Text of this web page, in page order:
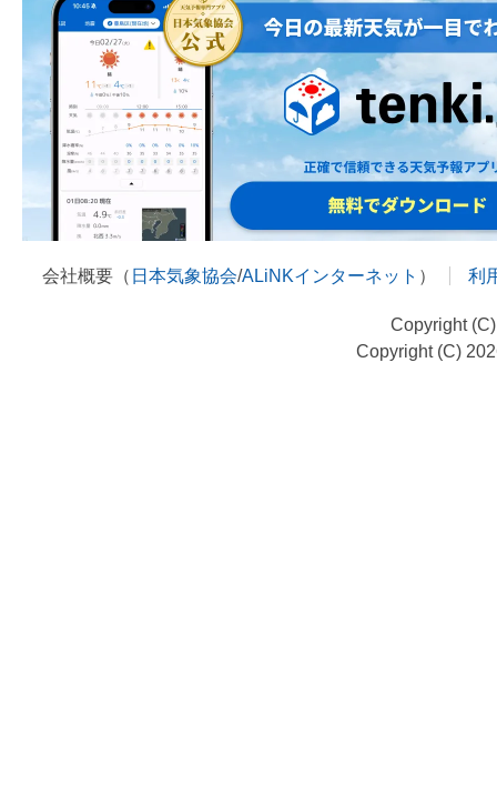
会社概要（ 日本気象協会/ALiNKインターネット ） 利
Copyright
Copyright (C)